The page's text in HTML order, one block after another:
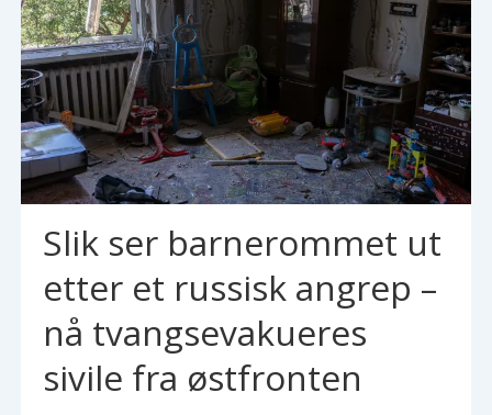
Slik ser barnerommet ut
etter et russisk angrep –
nå tvangsevakueres
sivile fra østfronten